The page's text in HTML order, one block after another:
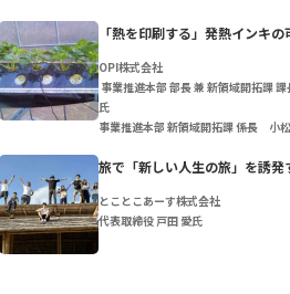
「熱を印刷する」発熱インキ
OPI株式会社
事業推進本部 部長 兼 新領域開拓課
氏
事業推進本部 新領域開拓課 係長 小
旅で「新しい人生の旅」を誘発
とことこあーす株式会社
代表取締役 戸田 愛氏